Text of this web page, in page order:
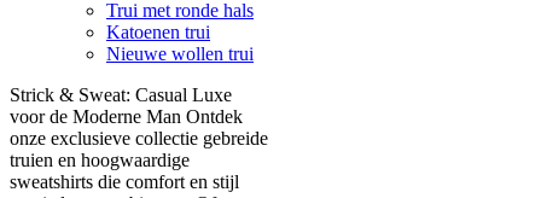
Trui met ronde hals
Katoenen trui
Nieuwe wollen trui
Strick & Sweat: Casual Luxe
voor de Moderne Man Ontdek
onze exclusieve collectie gebreide
truien en hoogwaardige
sweatshirts die comfort en stijl